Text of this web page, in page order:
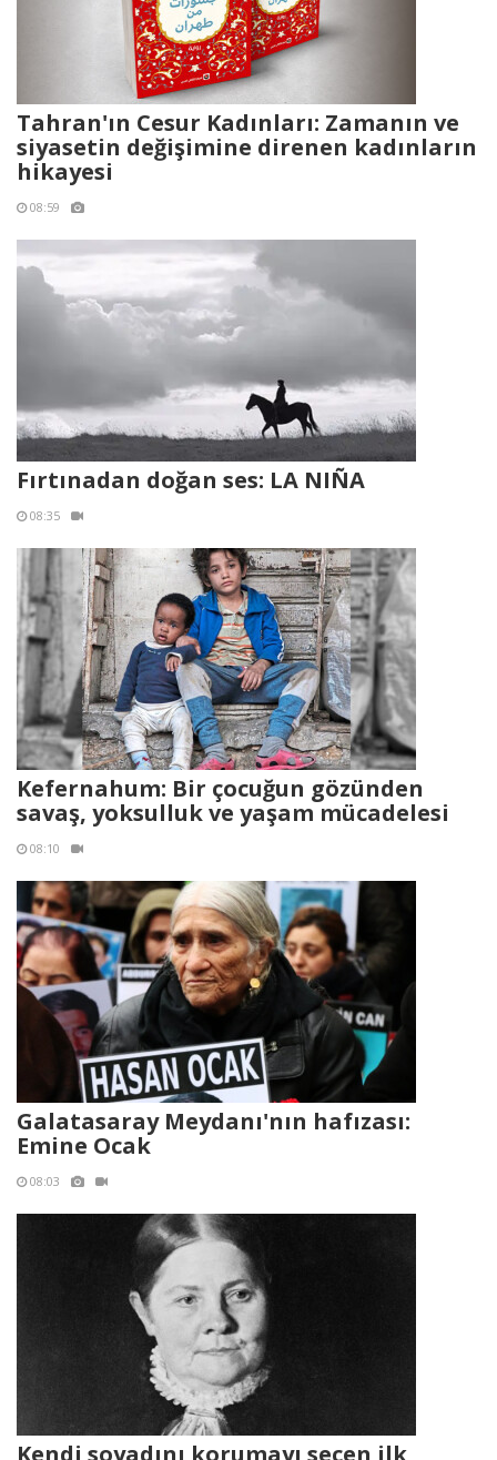
Tahran'ın Cesur Kadınları: Zamanın ve
siyasetin değişimine direnen kadınların
hikayesi
08:59
Fırtınadan doğan ses: LA NIÑA
08:35
Kefernahum: Bir çocuğun gözünden
savaş, yoksulluk ve yaşam mücadelesi
08:10
Galatasaray Meydanı'nın hafızası:
Emine Ocak
08:03
Kendi soyadını korumayı seçen ilk